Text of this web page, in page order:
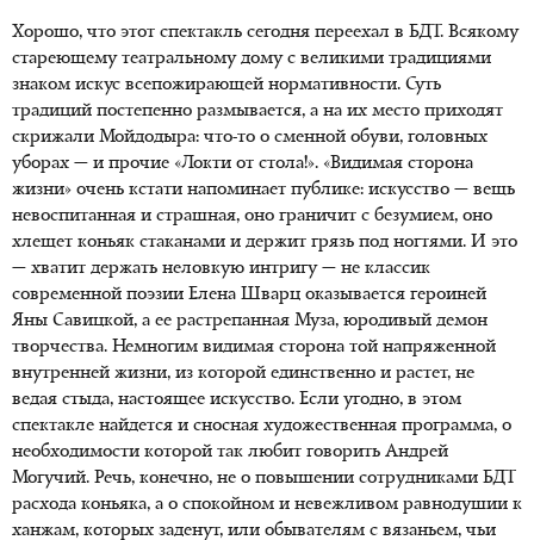
Хорошо, что этот спектакль сегодня переехал в БДТ. Всякому
стареющему театральному дому с великими традициями
знаком искус всепожирающей нормативности. Суть
традиций постепенно размывается, а на их место приходят
скрижали Мойдодыра: что-то о сменной обуви, головных
уборах — и прочие «Локти от стола!». «Видимая сторона
жизни» очень кстати напоминает публике: искусство — вещь
невоспитанная и страшная, оно граничит с безумием, оно
хлещет коньяк стаканами и держит грязь под ногтями. И это
— хватит держать неловкую интригу — не классик
современной поэзии Елена Шварц оказывается героиней
Яны Савицкой, а ее растрепанная Муза, юродивый демон
творчества. Немногим видимая сторона той напряженной
внутренней жизни, из которой единственно и растет, не
ведая стыда, настоящее искусство. Если угодно, в этом
спектакле найдется и сносная художественная программа, о
необходимости которой так любит говорить Андрей
Могучий. Речь, конечно, не о повышении сотрудниками БДТ
расхода коньяка, а о спокойном и невежливом равнодушии к
ханжам, которых заденут, или обывателям с вязаньем, чьи